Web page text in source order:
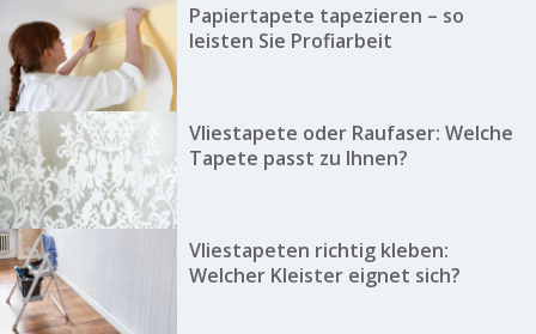
Papiertapete tapezieren – so
leisten Sie Profiarbeit
Vliestapete oder Raufaser: Welche
Tapete passt zu Ihnen?
Vliestapeten richtig kleben:
Welcher Kleister eignet sich?